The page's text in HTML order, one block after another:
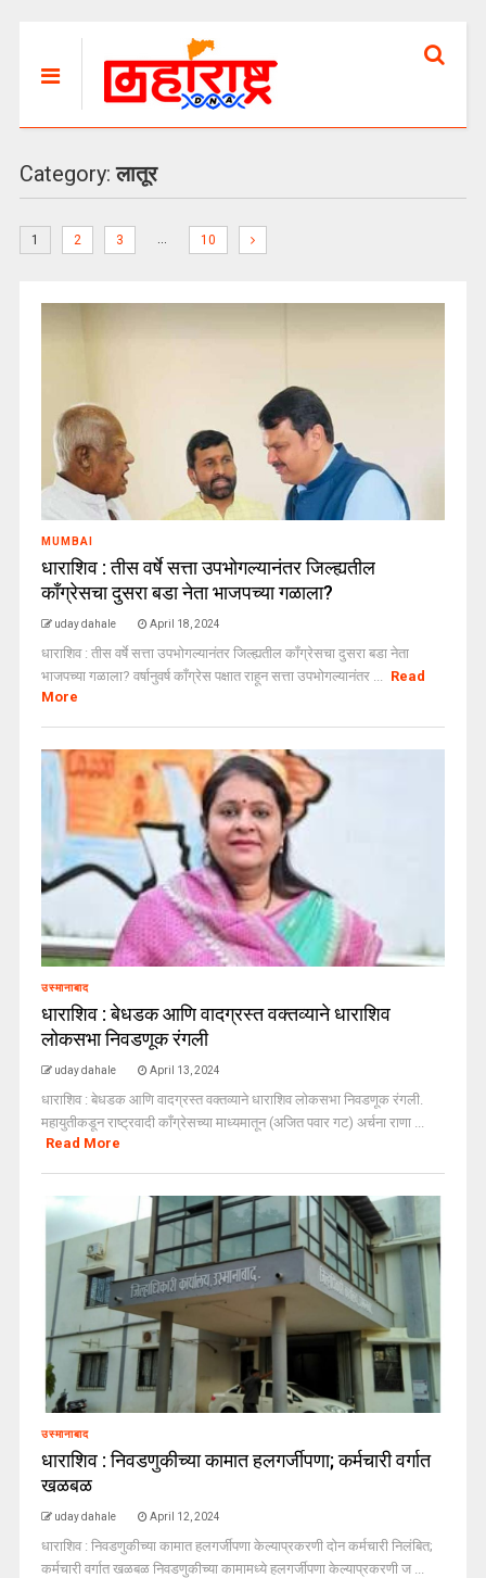
Category:लातूर
1 2 3 … 10
MUMBAI
धाराशिव : तीस वर्षे सत्ता उपभोगल्यानंतर जिल्ह्यतील
कॉंग्रेसचा दुसरा बडा नेता भाजपच्या गळाला?
uday dahale April 18, 2024
धाराशिव : तीस वर्षे सत्ता उपभोगल्यानंतर जिल्ह्यतील कॉंग्रेसचा दुसरा बडा नेता
भाजपच्या गळाला? वर्षानुवर्ष काँग्रेस पक्षात राहून सत्ता उपभोगल्यानंतर ... Read
More
उस्मानाबाद
धाराशिव : बेधडक आणि वादग्रस्त वक्तव्याने धाराशिव
लोकसभा निवडणूक रंगली
uday dahale April 13, 2024
धाराशिव : बेधडक आणि वादग्रस्त वक्तव्याने धाराशिव लोकसभा निवडणूक रंगली.
महायुतीकडून राष्ट्रवादी काँग्रेसच्या माध्यमातून (अजित पवार गट) अर्चना राणा ...
Read More
उस्मानाबाद
धाराशिव : निवडणुकीच्या कामात हलगर्जीपणा; कर्मचारी वर्गात
खळबळ
uday dahale April 12, 2024
धाराशिव : निवडणुकीच्या कामात हलगर्जीपणा केल्याप्रकरणी दोन कर्मचारी निलंबित;
कर्मचारी वर्गात खळबळ निवडणुकीच्या कामामध्ये हलगर्जीपणा केल्याप्रकरणी ज ...